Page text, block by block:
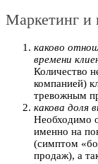
Маркетинг и
каково
времени
Количество
компанией)
тревожным
какова доля
Необходимо
именно на
(симптом
продаж), а